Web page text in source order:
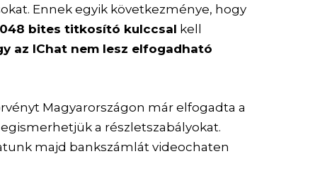
Ennek egyik következménye, hogy
bites titkosító kulccsal kell
az IChat nem lesz elfogadható
Magyarországon már elfogadta a
a részletszabályokat.
majd bankszámlát videochaten